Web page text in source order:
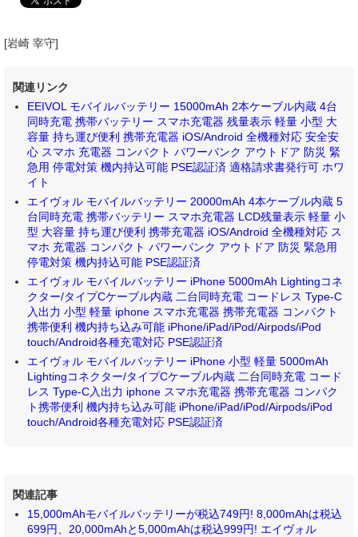
[岩崎 宰守]
関連リンク
EEIVOL モバイルバッテリー 15000mAh 2本ケーブル内蔵 4台
同時充電 携帯バッテリー スマホ充電器 残量表示 軽量 小型 大
容量 持ち運び便利 携帯充電器 iOS/Android 全機種対応 安全安
心 スマホ 充電器 コンパクト パワーバンク アウトドア 防災 緊
急用 停電対策 機内持込可能 PSE認証済 適格請求書発行可 ホワ
イト
エイヴォル モバイルバッテリー 20000mAh 4本ケーブル内蔵 5
台同時充電 携帯バッテリー スマホ充電器 LCD残量表示 軽量 小
型 大容量 持ち運び便利 携帯充電器 iOS/Android 全機種対応 ス
マホ 充電器 コンパクト パワーバンク アウトドア 防災 緊急用
停電対策 機内持込可能 PSE認証済
エイヴォル モバイルバッテリー iPhone 5000mAh Lightingコネ
クター/タイプCケーブル内蔵 二台同時充電 コードレス Type-C
入出力 小型 軽量 iphone スマホ充電器 携帯充電器 コンパクト
携帯便利 機内持ち込み可能 iPhone/iPad/iPod/Airpods/iPod
touch/Android各種充電対応 PSE認証済
エイヴォル モバイルバッテリー iPhone 小型 軽量 5000mAh
Lightingコネクター/タイプCケーブル内蔵 二台同時充電 コード
レス Type-C入出力 iphone スマホ充電器 携帯充電器 コンパク
ト携帯便利 機内持ち込み可能 iPhone/iPad/iPod/Airpods/iPod
touch/Android各種充電対応 PSE認証済
関連記事
15,000mAhモバイルバッテリーが税込749円! 8,000mAhは税込
699円、20,000mAhと5,000mAhは税込999円! エイヴォル